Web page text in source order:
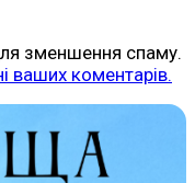
зменшення спаму.
ваших коментарів.